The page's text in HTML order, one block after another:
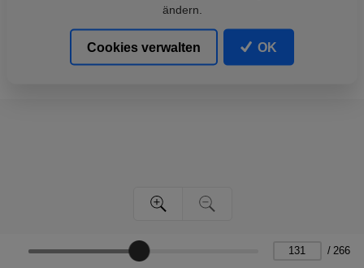
/ 266
ändern.
Cookies verwalten OK